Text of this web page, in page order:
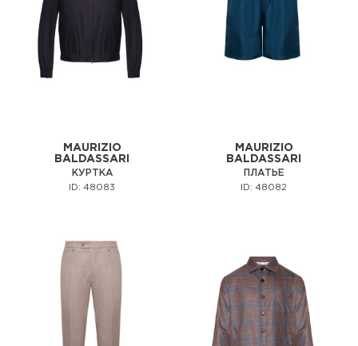
MAURIZIO
BALDASSARI
КУРТКА
ID: 48083
MAURIZIO
BALDASSARI
ПЛАТЬЕ
ID: 48082